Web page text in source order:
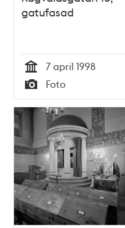
gatufasad
Tid
7 april 1998
Typ
Foto